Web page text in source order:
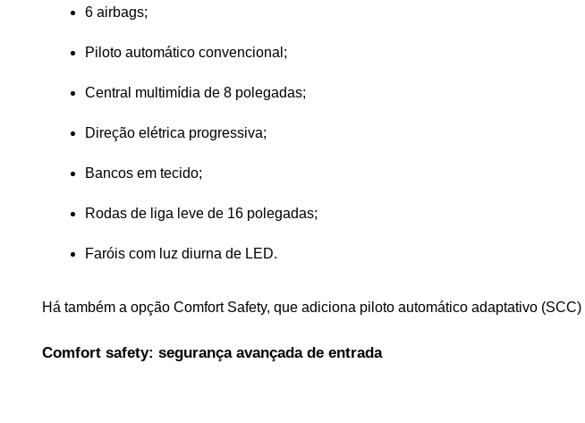
6 airbags;
Piloto automático convencional;
Central multimídia de 8 polegadas;
Direção elétrica progressiva;
Bancos em tecido;
Rodas de liga leve de 16 polegadas;
Faróis com luz diurna de LED.
Há também a opção Comfort Safety, que adiciona piloto automático adaptativo
Comfort safety: segurança avançada de entrada